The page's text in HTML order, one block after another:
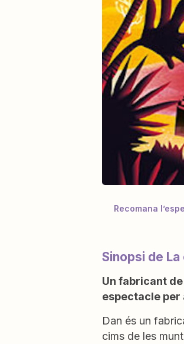
Recomana
Sinopsi de
Un fabricant
espectacle per
Dan és un
cims de les